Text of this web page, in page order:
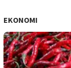
EKONOMI